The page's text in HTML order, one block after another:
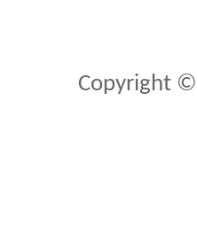
Copyright